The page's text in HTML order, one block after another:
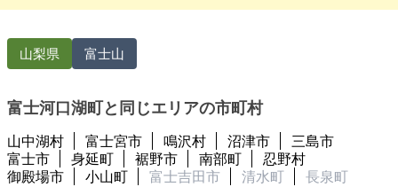
山梨県 富士山
富士河口湖町と同じエリアの市町村
山中湖村 富士宮市 鳴沢村 沼津市
三島市
富士市
身延町 裾野市 南部町
忍野村
御殿場市
小山町 富士吉田市 清水町 長泉町